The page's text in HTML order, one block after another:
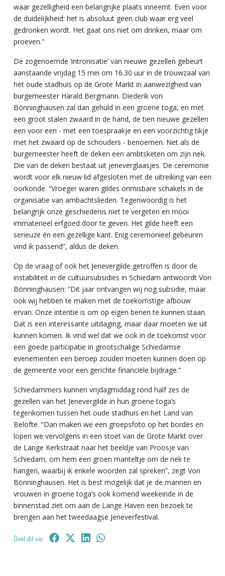
waar gezelligheid een belangrijke plaats inneemt. Even voor
de duidelijkheid: het is absoluut geen club waar erg veel
gedronken wordt. Het gaat ons niet om drinken, maar om
proeven."
De zogenoemde ‘intronisatie’ van nieuwe gezellen gebeurt
aanstaande vrijdag 15 mei om 16.30 uur in de trouwzaal van
het oude stadhuis op de Grote Markt in aanwezigheid van
burgemeester Harald Bergmann. Diederik von
Bönninghausen zal dan gehuld in een groene toga, en met
een groot stalen zwaard in de hand, de tien nieuwe gezellen
een voor een - met een toespraakje en een voorzichtig tikje
met het zwaard op de schouders - benoemen. Net als de
burgemeester heeft de deken een ambtsketen om zijn nek.
Die van de deken bestaat uit jeneverglaasjes. De ceremonie
wordt voor elk nieuw lid afgesloten met de uitreiking van een
oorkonde. “Vroeger waren gildes onmisbare schakels in de
organisatie van ambachtslieden. Tegenwoordig is het
belangrijk onze geschiedenis niet te vergeten en mooi
immaterieel erfgoed door te geven. Het gilde heeft een
serieuze én een gezellige kant. Enig ceremonieel gebeuren
vind ik passend”, aldus de deken.
Op de vraag of ook het Jenevergilde getroffen is door de
instabiliteit in de cultuursubsidies in Schiedam antwoordt Von
Bönninghausen: “Dit jaar ontvangen wij nog subsidie, maar
ook wij hebben te maken met de toekomstige afbouw
ervan. Onze intentie is om op eigen benen te kunnen staan.
Dat is een interessante uitdaging, maar daar moeten we uit
kunnen komen. Ik vind wel dat we ook in de toekomst voor
een goede participatie in grootschalige Schiedamse
evenementen een beroep zouden moeten kunnen doen op
de gemeente voor een gerichte financiële bijdrage.”
Schiedammers kunnen vrijdagmiddag rond half zes de
gezellen van het Jenevergilde in hun groene toga’s
tegenkomen tussen het oude stadhuis en het Land van
Belofte. “Dan maken we een groepsfoto op het bordes en
lopen we vervolgens in een stoet van de Grote Markt over
de Lange Kerkstraat naar het beeldje van Proosje van
Schiedam, om hem een groen manteltje om de nek te
hangen, waarbij ik enkele woorden zal spreken”, zegt Von
Bönninghausen. Het is best mogelijk dat je de mannen en
vrouwen in groene toga’s ook komend weekeinde in de
binnenstad ziet om aan de Lange Haven een bezoek te
brengen aan het tweedaagse Jeneverfestival.
Deel dit via: